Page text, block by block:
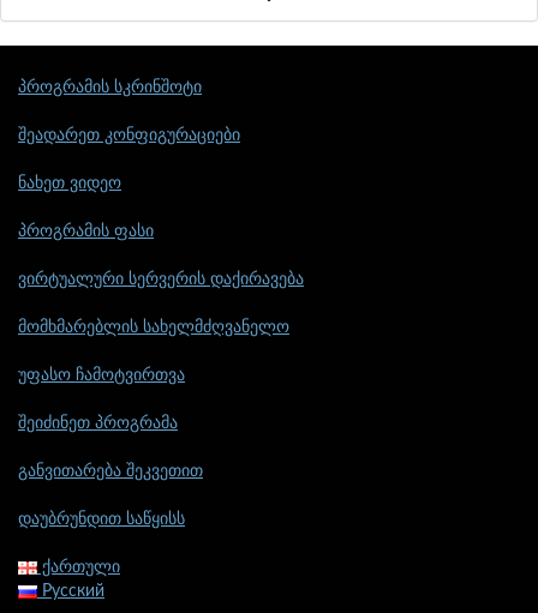
პროგრამის სკრინშოტი
შეადარეთ კონფიგურაციები
ნახეთ ვიდეო
პროგრამის ფასი
ვირტუალური სერვერის დაქირავება
მომხმარებლის სახელმძღვანელო
უფასო ჩამოტვირთვა
შეიძინეთ პროგრამა
განვითარება შეკვეთით
დაუბრუნდით საწყისს
ქართული
Русский